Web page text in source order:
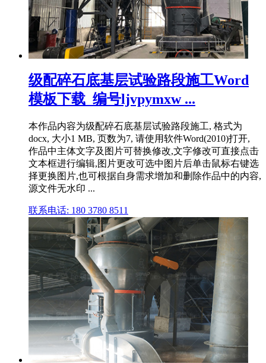
级配碎石底基层试验路段施工Word
模板下载_编号ljvpymxw ...
本作品内容为级配碎石底基层试验路段施工, 格式为
docx, 大小1 MB, 页数为7, 请使用软件Word(2010)打开,
作品中主体文字及图片可替换修改,文字修改可直接点击
文本框进行编辑,图片更改可选中图片后单击鼠标右键选
择更换图片,也可根据自身需求增加和删除作品中的内容,
源文件无水印 ...
联系电话: 180 3780 8511